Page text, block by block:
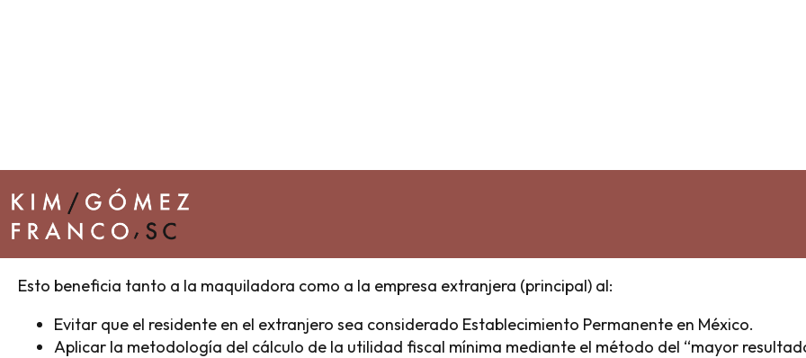
detalladamente sus operaciones de maquila. Su principal objetivo es demostrar que la empresa mexicana
cumple con los requisitos para aplicar el régimen especial previsto en los artículos 181 y 182 de la Ley del
Impuesto sobre la Renta (LISR).
Esto beneficia tanto a la maquiladora como a la empresa extranjera (principal) al:
Evitar que el residente en el extranjero sea considerado Establecimiento Permanente en México.
Aplicar la metodología del cálculo de la utilidad fiscal mínima mediante el método del “mayor